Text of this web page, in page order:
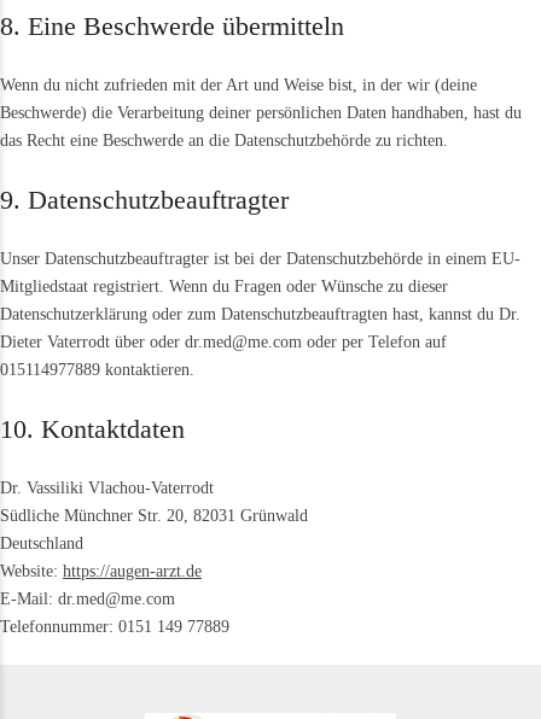
8. Eine Beschwerde übermitteln
Wenn du nicht zufrieden mit der Art und Weise bist, in der wir (deine
Beschwerde) die Verarbeitung deiner persönlichen Daten handhaben, hast du
das Recht eine Beschwerde an die Datenschutzbehörde zu richten.
9. Datenschutzbeauftragter
Unser Datenschutzbeauftragter ist bei der Datenschutzbehörde in einem EU-
Mitgliedstaat registriert. Wenn du Fragen oder Wünsche zu dieser
Datenschutzerklärung oder zum Datenschutzbeauftragten hast, kannst du Dr.
Dieter Vaterrodt über oder dr.med@me.com oder per Telefon auf
015114977889 kontaktieren.
10. Kontaktdaten
Dr. Vassiliki Vlachou-Vaterrodt
Südliche Münchner Str. 20, 82031 Grünwald
Deutschland
Website: https://augen-arzt.de
E-Mail: dr.med@me.com
Telefonnummer: 0151 149 77889